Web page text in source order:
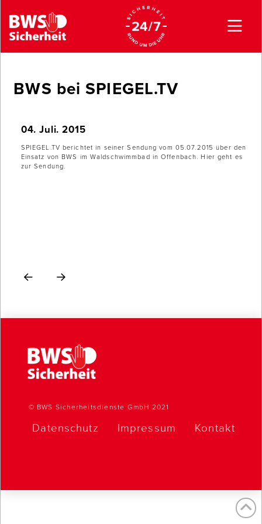
BWS bei SPIEGEL.TV
04. Juli. 2015
SPIEGEL.TV berichtet in seiner Sendung vom 05.07.2015 über den
Einsatz von BWS im Waldschwimmbad in Offenbach. Hier geht es
zur Sendung.
Prev Next
© BWS Sicherheitsdienste GmbH 2021
Datenschutz Impressum Kontakt